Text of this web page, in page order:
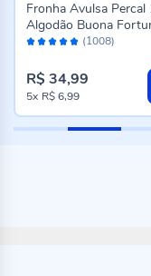
Avaliação: (1008)
Fronha Avulsa Percal
Algodão Buona
Branco
R$ 34,99
5x R$ 6,99